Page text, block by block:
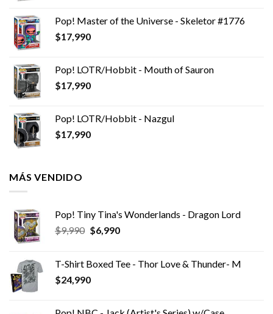
Pop! Master of the Universe - Skeletor #1776
$17,990
Pop! LOTR/Hobbit - Mouth of Sauron
$17,990
Pop! LOTR/Hobbit - Nazgul
$17,990
MÁS VENDIDO
Pop! Tiny Tina's Wonderlands - Dragon Lord
$9,990 El
era:
$9,990.
$6,990El
es:
T-Shirt Boxed Tee - Thor Love & Thunder- M
$24,990